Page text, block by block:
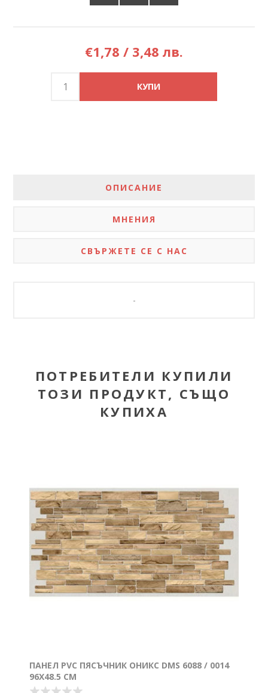
€1,78 / 3,48 лв.
ОПИСАНИЕ
МНЕНИЯ
СВЪРЖЕТЕ СЕ С НАС
-
ПОТРЕБИТЕЛИ КУПИЛИ
ТОЗИ ПРОДУКТ, СЪЩО
КУПИХА
ПАНЕЛ PVC ПЯСЪЧНИК ОНИКС DMS 6088 / 0014
96X48.5 CM